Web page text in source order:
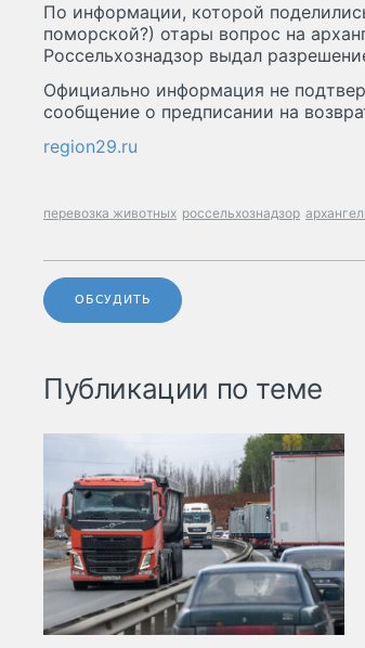
По информации, которой
поморской?) отары вопрос на
Россельхознадзор выдал
Официально информация не
сообщение о предписании на
region29.ru
перевозка животных россельхознадзор
ОБСУДИТЬ
Публикации по теме